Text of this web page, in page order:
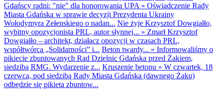
Gdańscy radni: "nie" dla honorowania UPA » Oświadczenie Rady
Miasta Gdańska w sprawie decyzji Prezydenta Ukrainy
Wołodymyra Zełenskiego o nadan... Nie żyje Krzysztof Dowgiałło,
wybitny opozycjonista PRL, autor słynnej... » Zmarł Krzysztof
Dowgiałło – architekt, działacz opozycji w czasach PRL,
współtwórca „Solidarności” i... Beton twardy... » Informowaliśmy o
pikiecie zbuntowanych Rad Dzielnic Gdańska przed Żakiem,
siedzibą RMG. Wydarzenie z... Kruszenie betonu » W czwartek, 18
czerwca, pod siedzibą Rady Miasta Gdańska (dawnego Żaku)
odbędzie się pikieta zbuntow...